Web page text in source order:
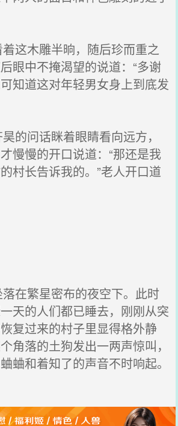
这木雕半晌，随后珍而重之
眼中不掩渴望的说道：“多谢
知道这对年轻男女身上到底发
的问话眯着眼睛看向远方，
慢慢的开口说道：“那还是我
村长告诉我的。”老人开口道
在繁星密布的夜空下。此时
天的人们都已睡去，刚刚从突
复过来的村子里显得格外静
角落的土狗发出一两声惊叫，
蛐和着知了的声音不时响起。